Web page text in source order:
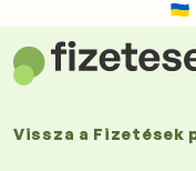
Vissza a Fizetések